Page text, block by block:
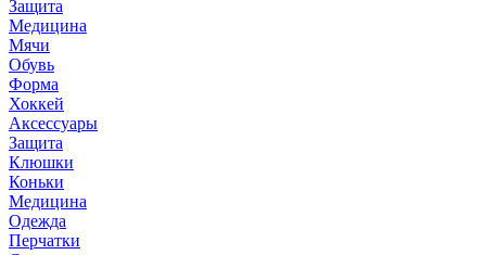
Защита
Медицина
Мячи
Обувь
Форма
Хоккей
Аксессуары
Защита
Клюшки
Коньки
Медицина
Одежда
Перчатки